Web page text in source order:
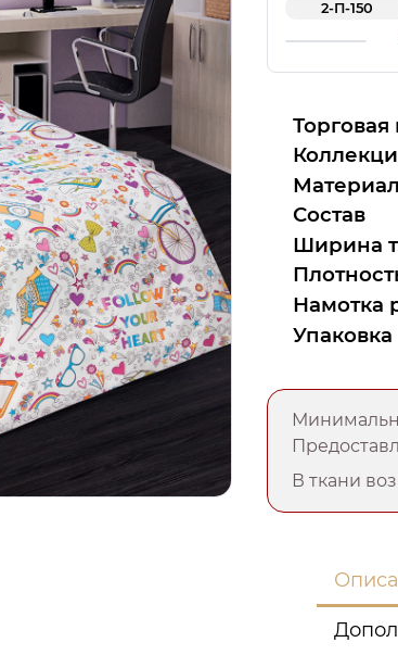
2-П-150
Торговая
Материал
Состав
Ширина
Намотка
Упаковка
В ткани